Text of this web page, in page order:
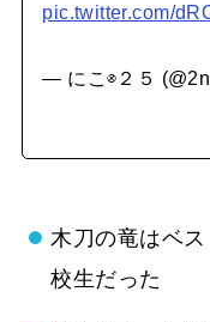
pic.twitter.com/
— にこ⊗２５
木刀の竜はベ
校生だった